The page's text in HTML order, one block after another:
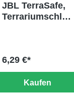
JBL TerraSafe,
Terrariumschlos
6,29 €*
Kaufen